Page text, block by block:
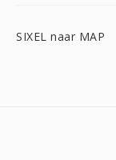
SIXEL naar MAP